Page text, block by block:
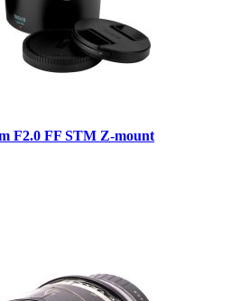
F2.0 FF STM Z-mount